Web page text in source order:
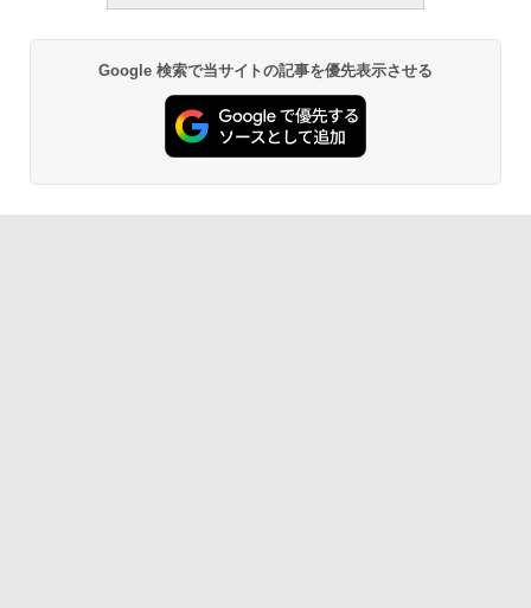
Google 検索で当サイトの記事を優先表示させる